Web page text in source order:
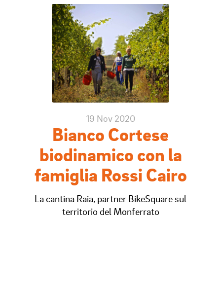
19 Nov 2020
Bianco Cortese
biodinamico con la
famiglia Rossi Cairo
La cantina Raia, partner BikeSquare sul
territorio del Monferrato